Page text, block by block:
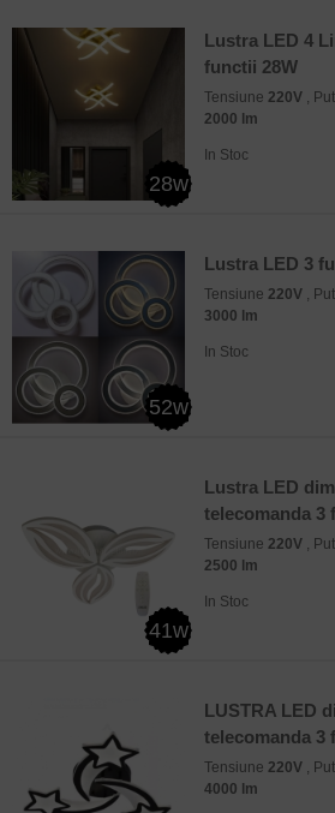
28w
Lustra LED 4
functii 28W
Tensiune 220V ,
2000 lm
In Stoc
52w
Lustra LED 3
Tensiune 220V ,
3000 lm
In Stoc
41w
Lustra LED
telecomanda 3
Tensiune 220V ,
2500 lm
In Stoc
LUSTRA LED
telecomanda 3
Tensiune 220V ,
4000 lm